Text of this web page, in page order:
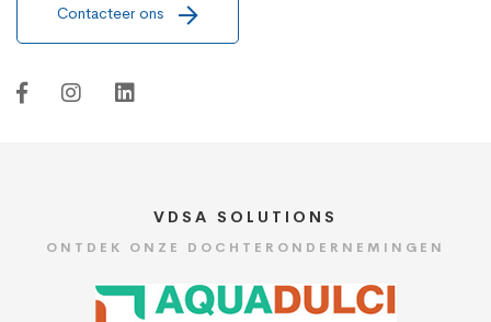
Contacteer ons
VDSA SOLUTIONS
ONTDEK ONZE DOCHTERONDERNEMINGEN